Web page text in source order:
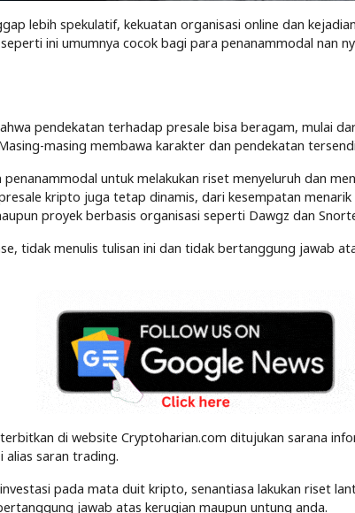
lebih spekulatif, kekuatan organisasi online dan
ini umumnya cocok bagi para penanammodal nan
pendekatan terhadap presale bisa beragam, mulai
masing membawa karakter dan pendekatan
untuk melakukan riset menyeluruh dan
kripto juga tetap dinamis, dari kesempatan
proyek berbasis organisasi seperti Dawgz dan
tidak menulis tulisan ini dan tidak bertanggung jawab
di website Cryptoharian.com ditujukan sarana
alias saran trading.
pada mata duit kripto, senantiasa lakukan riset
jawab atas kerugian maupun untung anda.